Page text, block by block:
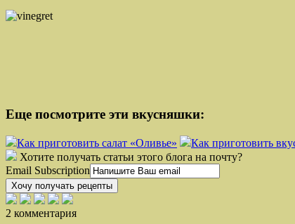
Еще посмотрите эти вкусняшки:
Как приготовить салат «Оливье» Как приготовить
Хотите получать статьи этого блога на почту?
Email Subscription
Хочу получать рецепты
2 комментария